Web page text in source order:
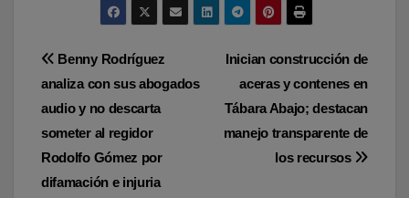
Navegación
de
entradas
Inician construcción de
aceras y contenes en
Tábara Abajo; destacan
manejo transparente de
los recursos
Benny Rodríguez
analiza con sus abogados
audio y no descarta
someter al regidor
Rodolfo Gómez por
difamación e injuria